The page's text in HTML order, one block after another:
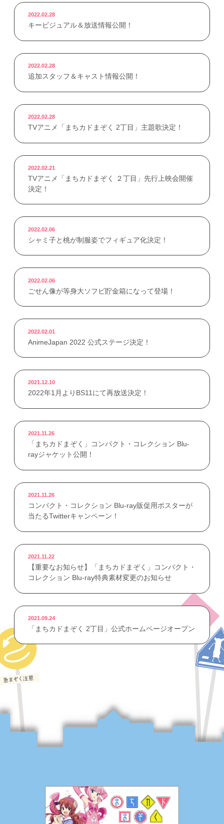
2022.02.28
キービジュアル＆放送情報公開！
2022.02.28
追加スタッフ＆キャスト情報公開！
2022.02.28
TVアニメ「まちカドまぞく 2丁目」主題歌決定！
2022.02.21
TVアニメ「まちカドまぞく ２丁目」先行上映会開催
決定！
2022.02.06
シャミ子と桃が制服姿でフィギュア化決定！
2022.02.06
ごせん像が等身大ソフビ貯金箱になって登場！
2022.02.01
AnimeJapan 2022 公式ステージ決定！
2021.12.10
2022年1月よりBS11にて再放送決定！
2021.11.26
「まちカドまぞく」コンパクト・コレクション Blu-
rayジャケット公開！
2021.11.26
コンパクト・コレクション Blu-ray販促用ポスターが
当たるTwitterキャンペーン！
2021.11.22
【重要なお知らせ】「まちカドまぞく」コンパクト・
コレクション Blu-ray特典素材変更のお知らせ
2021.09.24
「まちカドまぞく 2丁目」公式ホームページオープン